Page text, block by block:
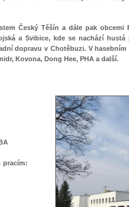
Český Těšín a dále pak obcemi
a Svibice, kde se nachází
dopravu v Chotěbuzi. V
Kovona, Dong Hee, PHA a další.
pracím: